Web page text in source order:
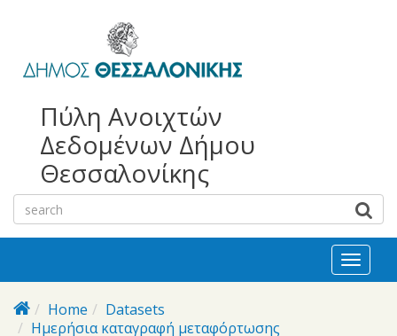
bayan
escort
escort
Πύλη Ανοιχτών
Δεδομένων Δήμου
Θεσσαλονίκης
Toggle
Home
Datasets
Ημερήσια καταγραφή μεταφόρτωσης